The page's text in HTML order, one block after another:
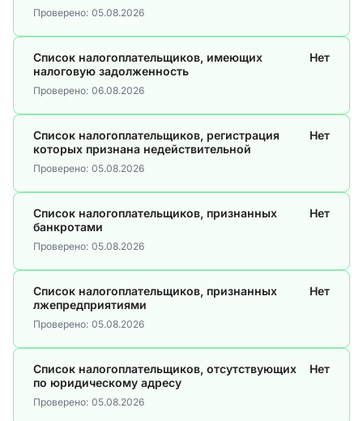
Проверено: 05.08.2026
Список налогоплательщиков, имеющих
налоговую задолженность
Нет
Проверено: 06.08.2026
Список налогоплательщиков, регистрация
которых признана недействительной
Нет
Проверено: 05.08.2026
Список налогоплательщиков, признанных
банкротами
Нет
Проверено: 05.08.2026
Список налогоплательщиков, признанных
лжепредприятиями
Нет
Проверено: 05.08.2026
Список налогоплательщиков, отсутствующих
по юридическому адресу
Нет
Проверено: 05.08.2026